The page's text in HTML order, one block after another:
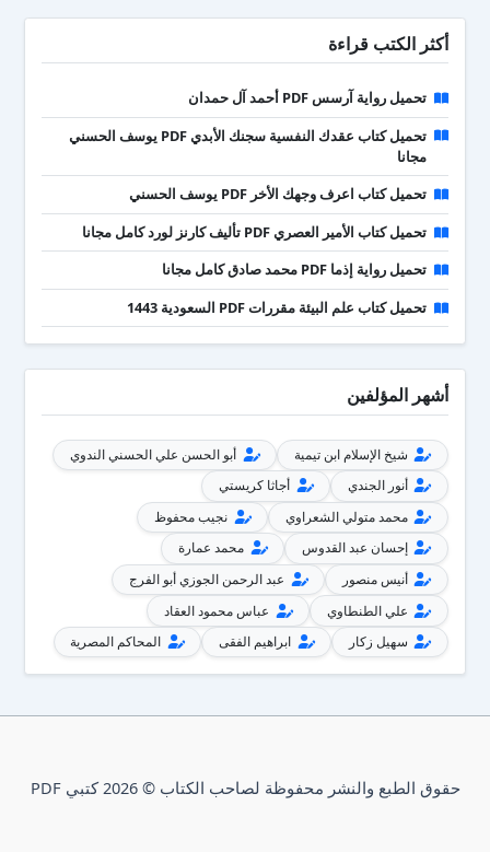
أكثر الكتب قراءة
تحميل رواية آرسس PDF أحمد آل حمدان
تحميل كتاب عقدك النفسية سجنك الأبدي PDF يوسف الحسني
مجانا
تحميل كتاب اعرف وجهك الأخر PDF يوسف الحسني
تحميل كتاب الأمير العصري PDF تأليف كارنز لورد كامل مجانا
تحميل رواية إذما PDF محمد صادق كامل مجانا
تحميل كتاب علم البيئة مقررات PDF السعودية 1443
أشهر المؤلفين
شيخ الإسلام ابن تيمية
أبو الحسن علي الحسني الندوي
أنور الجندي
أجاثا كريستي
محمد متولي الشعراوي
نجيب محفوظ
إحسان عبد القدوس
محمد عمارة
أنيس منصور
عبد الرحمن الجوزي أبو الفرج
علي الطنطاوي
عباس محمود العقاد
سهيل زكار
ابراهيم الفقى المحاكم المصرية
حقوق الطبع والنشر محفوظة لصاحب الكتاب © 2026 كتبي PDF